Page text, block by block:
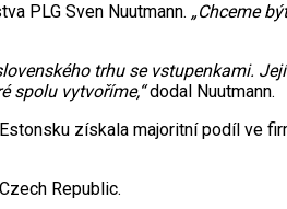
PLG Sven Nuutmann. „Chceme
trhu se vstupenkami.
spolu vytvoříme,“dodal Nuutmann.
získala majoritní podíl ve
Republic.